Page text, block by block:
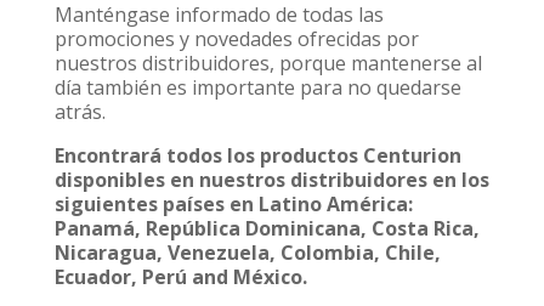
Manténgase informado de todas las
promociones y novedades ofrecidas por
nuestros distribuidores, porque mantenerse al
día también es importante para no quedarse
atrás.
Encontrará todos los productos Centurion
disponibles en nuestros distribuidores en los
siguientes países en Latino América:
Panamá, República Dominicana, Costa Rica,
Nicaragua, Venezuela, Colombia, Chile,
Ecuador, Perú and México.